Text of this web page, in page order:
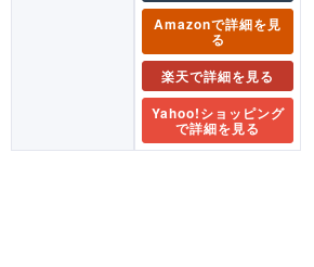
Amazonで詳細を見
る
楽天で詳細を見る
Yahoo!ショッピング
で詳細を見る